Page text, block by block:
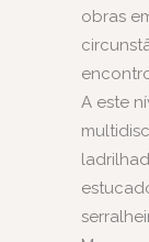
obras
A este